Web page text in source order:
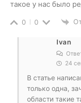
такое у нас было
0 0
Ivan
24
В статье
только одна,
области такие